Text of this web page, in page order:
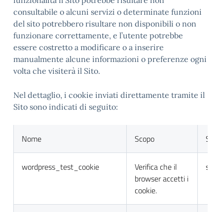
consultabile o alcuni servizi o determinate funzioni
del sito potrebbero risultare non disponibili o non
funzionare correttamente, e l’utente potrebbe
essere costretto a modificare o a inserire
manualmente alcune informazioni o preferenze ogni
volta che visiterà il Sito.
Nel dettaglio, i cookie inviati direttamente tramite il
Sito sono indicati di seguito:
Nome Scopo
wordpress_test_cookie
Verifica che il
browser accetti i
cookie.